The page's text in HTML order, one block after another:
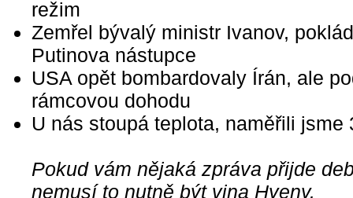
režim
Zemřel bývalý ministr Ivanov,
Putinova nástupce
USA opět bombardovaly Írán, ale
rámcovou dohodu
U nás stoupá teplota, naměřili jsme
Pokud vám nějaká zpráva přijde
nemusí to nutně být vina Hyeny.